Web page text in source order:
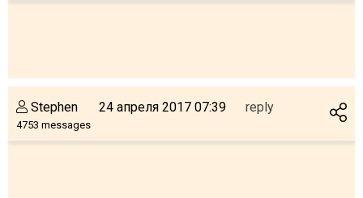
Stephen
4753 messages
24 апреля 2017 07:39 reply